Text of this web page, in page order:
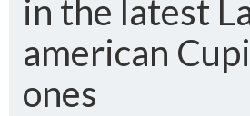
in the latest
american
ones